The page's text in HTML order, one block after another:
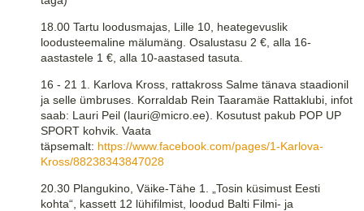
18.00 Tartu loodusmajas, Lille 10, heategevuslik
loodusteemaline mälumäng. Osalustasu 2 €, alla 16-
aastastele 1 €, alla 10-aastased tasuta.
16 - 21 1. Karlova Kross, rattakross Salme tänava staadionil
ja selle ümbruses. Korraldab Rein Taaramäe Rattaklubi, infot
saab: Lauri Peil (lauri@micro.ee). Kosutust pakub POP UP
SPORT kohvik. Vaata
täpsemalt: https://www.facebook.com/pages/1-Karlova-
Kross/88238343847028
20.30 Plangukino, Väike-Tähe 1. „Tosin küsimust Eesti
kohta“, kassett 12 lühifilmist, loodud Balti Filmi- ja